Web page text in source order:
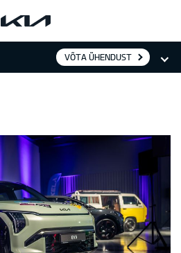
VÕTA ÜHENDUST